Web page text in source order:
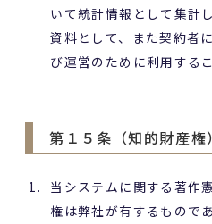
いて統計情報として集計
資料として、また契約者
び運営のために利用する
第１５条（知的財産権）
当システムに関する著作
権は弊社が有するもので